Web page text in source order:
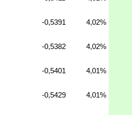
-0,5391 4,02%
-0,5382 4,02%
-0,5401 4,01%
-0,5429 4,01%